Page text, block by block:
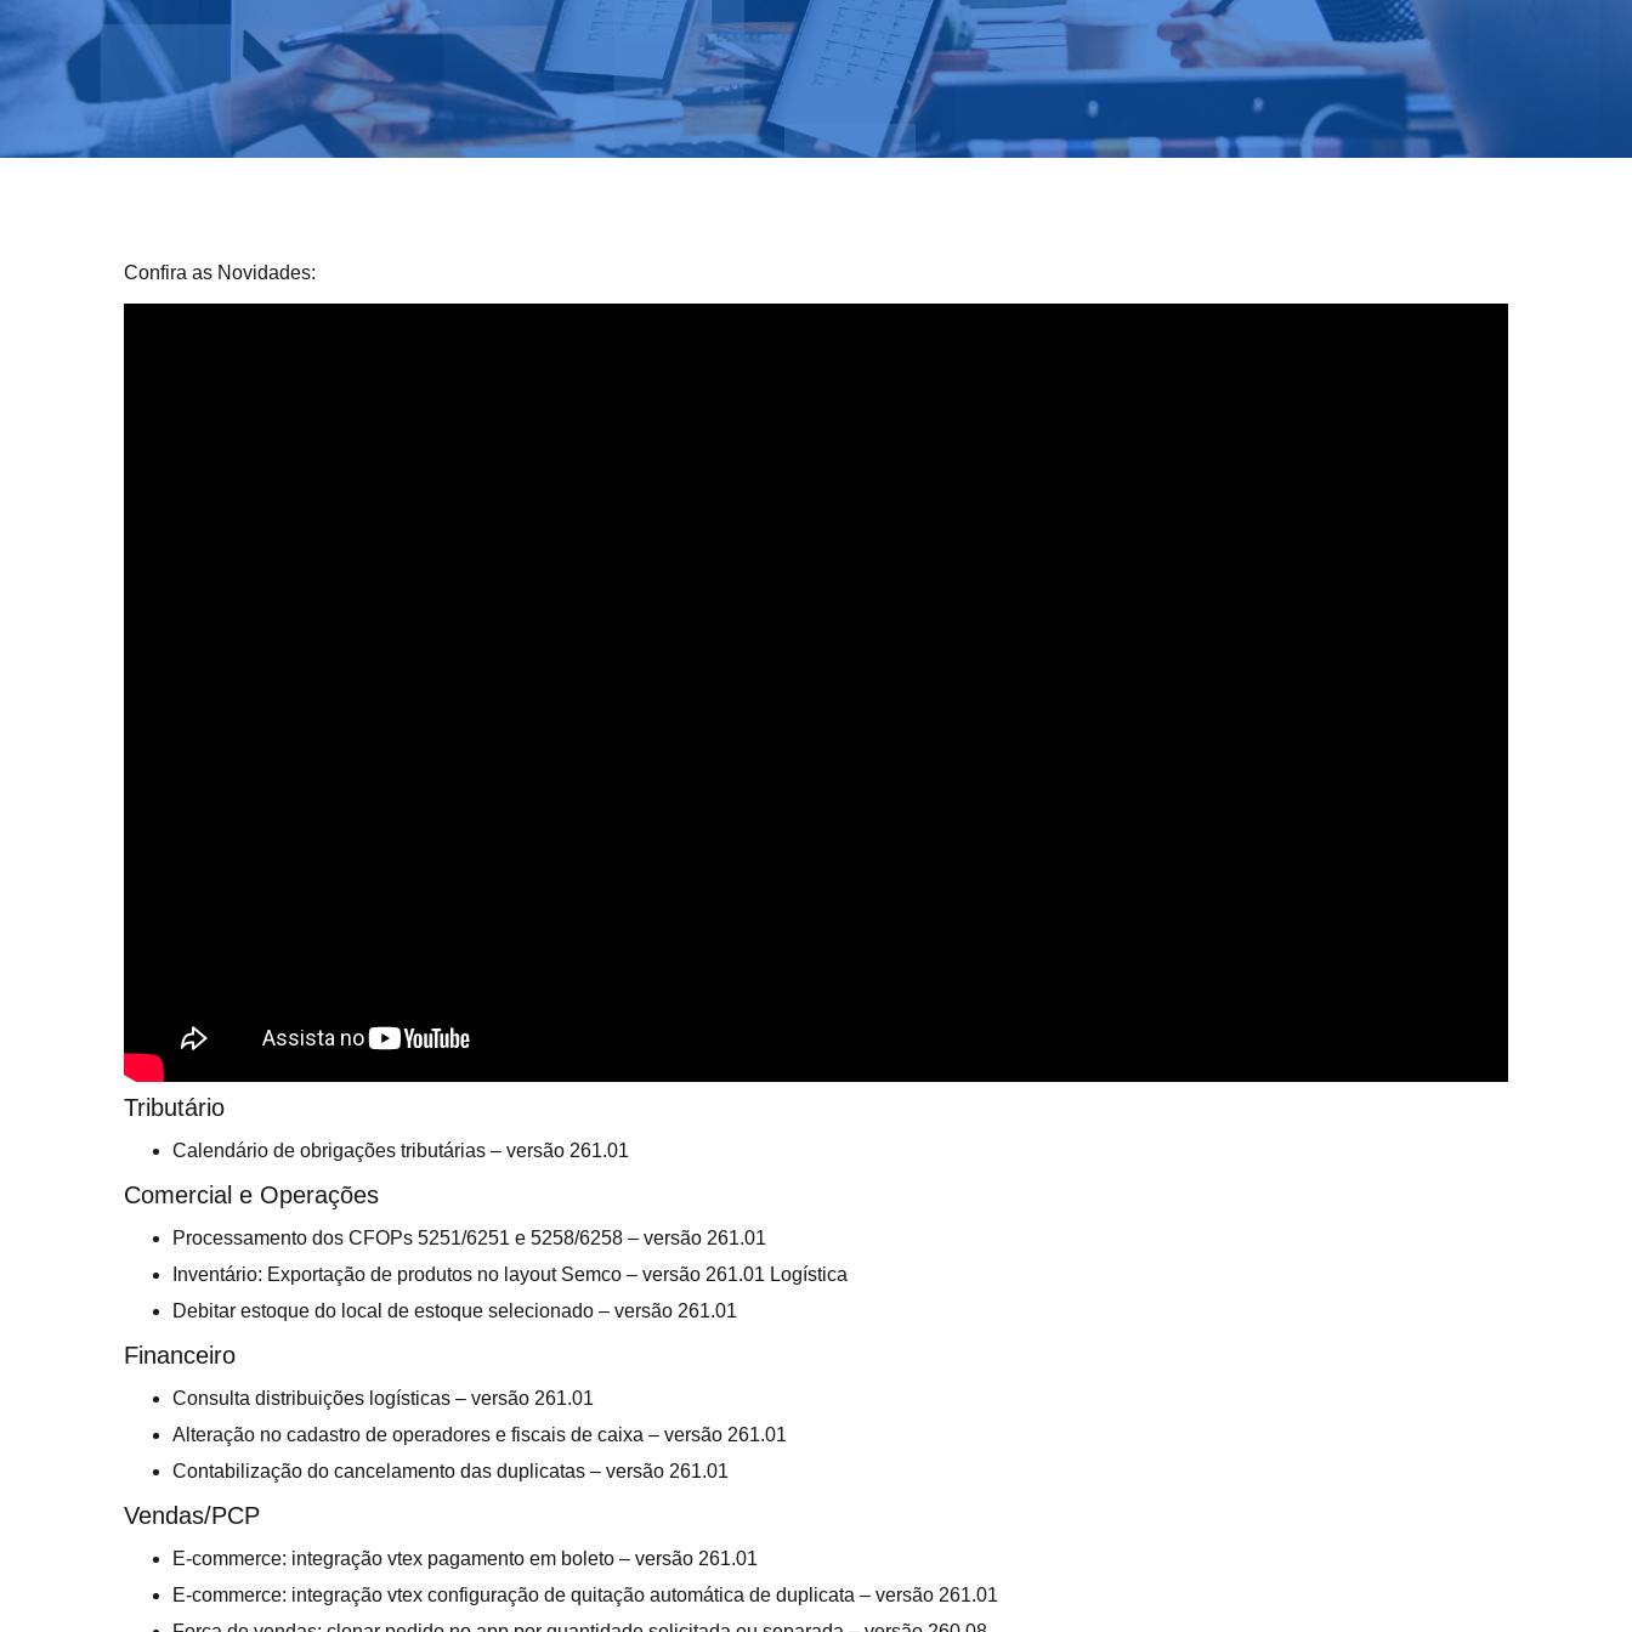
Confira as Novidades:
Tributário
Calendário de obrigações tributárias – versão 261.01
Comercial e Operações
Processamento dos CFOPs 5251/6251 e 5258/6258 – versão 261.01
Inventário: Exportação de produtos no layout Semco – versão 261.01 Logística
Debitar estoque do local de estoque selecionado – versão 261.01
Financeiro
Consulta distribuições logísticas – versão 261.01
Alteração no cadastro de operadores e fiscais de caixa – versão 261.01
Contabilização do cancelamento das duplicatas – versão 261.01
Vendas/PCP
E-commerce: integração vtex pagamento em boleto – versão 261.01
E-commerce: integração vtex configuração de quitação automática de duplicata – versão 261.01